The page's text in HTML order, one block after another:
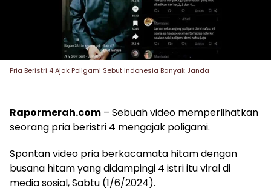
Pria Beristri 4 Ajak Poligami Sebut Indonesia Banyak Janda
Rapormerah.com – Sebuah video memperlihatkan
seorang pria beristri 4 mengajak poligami.
Spontan video pria berkacamata hitam dengan
busana hitam yang didampingi 4 istri itu viral di
media sosial, Sabtu (1/6/2024).